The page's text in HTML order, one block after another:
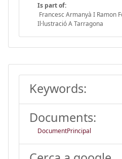
Is part of:
Francesc Armanyà I Ramon
Il·lustració A Tarragona
Keywords:
Documents:
DocumentPrincipal